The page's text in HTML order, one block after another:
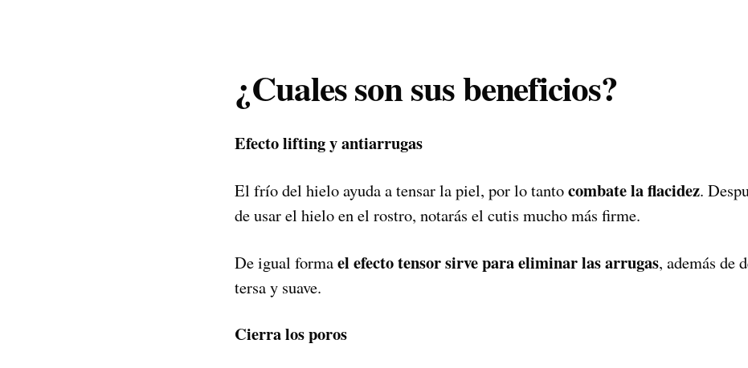
¿Cuales son sus beneficios?
Efecto lifting y antiarrugas
El frío del hielo ayuda a tensar la piel, por lo tantocombate la flacidez.
de usar el hielo en el rostro, notarás el cutis mucho más firme.
De igual formael efecto tensor sirve para eliminar las arrugas, además de
tersa y suave.
Cierra los poros